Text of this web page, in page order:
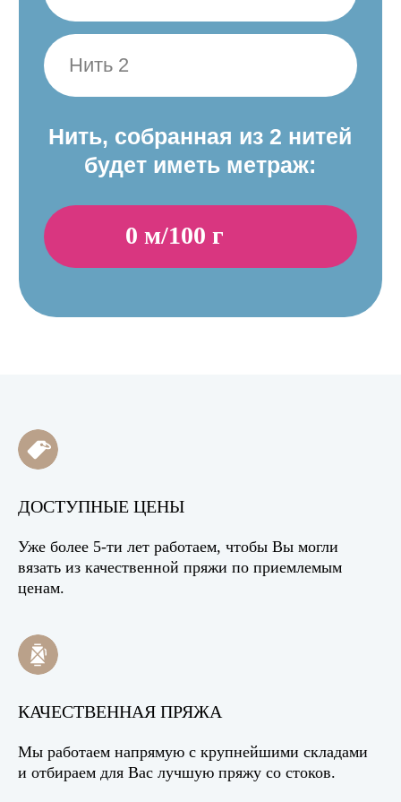
ДОСТУПНЫЕ ЦЕНЫ
Уже более 5-ти лет работаем, чтобы Вы могли
вязать из качественной пряжи по приемлемым
ценам.
КАЧЕСТВЕННАЯ ПРЯЖА
Мы работаем напрямую с крупнейшими складами
и отбираем для Вас лучшую пряжу со стоков.